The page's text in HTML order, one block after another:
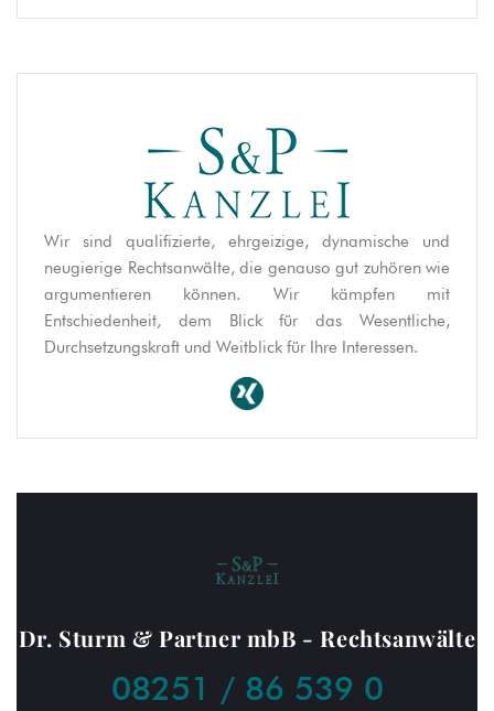
Wir sind qualifizierte, ehrgeizige, dynamische und
neugierige Rechtsanwälte, die genauso gut zuhören wie
argumentieren können. Wir kämpfen mit
Entschiedenheit, dem Blick für das Wesentliche,
Durchsetzungskraft und Weitblick für Ihre Interessen.
Dr. Sturm & Partner mbB - Rechtsanwälte
08251 / 86 539 0